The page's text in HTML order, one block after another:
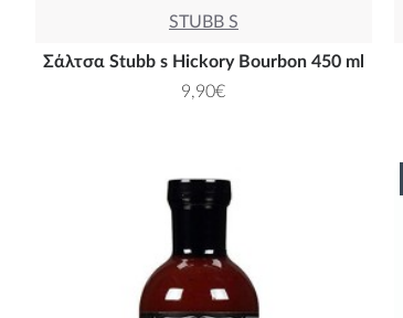
STUBB S
Σάλτσα Stubb s Hickory Bourbon 450 ml
9,90€